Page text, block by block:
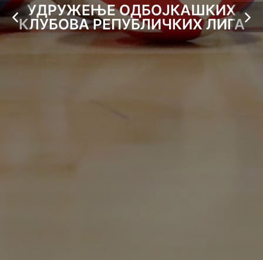
УДРУЖЕЊЕ ОДБОЈКАШКИХ
КЛУБОВА РЕПУБЛИЧКИХ ЛИГА